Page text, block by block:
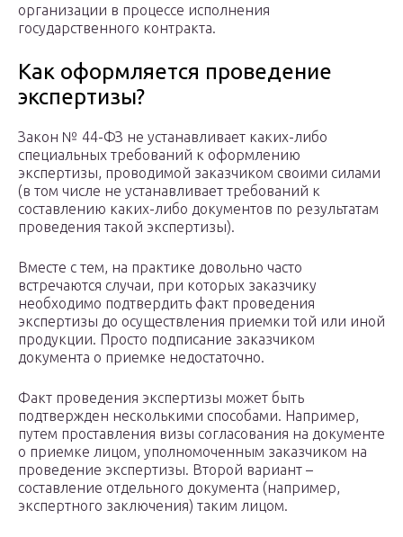
организации в процессе исполнения
государственного контракта.
Как оформляется проведение
экспертизы?
Закон № 44-ФЗ не устанавливает каких-либо
специальных требований к оформлению
экспертизы, проводимой заказчиком своими силами
(в том числе не устанавливает требований к
составлению каких-либо документов по результатам
проведения такой экспертизы).
Вместе с тем, на практике довольно часто
встречаются случаи, при которых заказчику
необходимо подтвердить факт проведения
экспертизы до осуществления приемки той или иной
продукции. Просто подписание заказчиком
документа о приемке недостаточно.
Факт проведения экспертизы может быть
подтвержден несколькими способами. Например,
путем проставления визы согласования на документе
о приемке лицом, уполномоченным заказчиком на
проведение экспертизы. Второй вариант –
составление отдельного документа (например,
экспертного заключения) таким лицом.